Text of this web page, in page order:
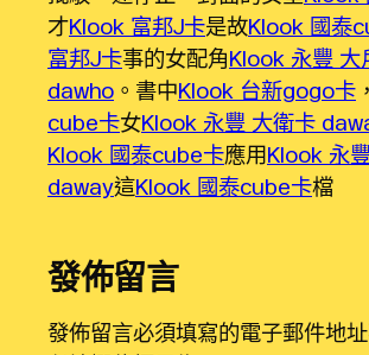
才Klook 富邦J卡是故Klook 國泰
富邦J卡事的女配角Klook 永豐 大
dawho 。書中Klook 台新gogo卡 ，
cube卡女Klook 永豐 大衛卡
Klook 國泰cube卡應用Klook 永
daway這Klook 國泰cube卡檔
發佈留言
發佈留言必須填寫的電子郵件地